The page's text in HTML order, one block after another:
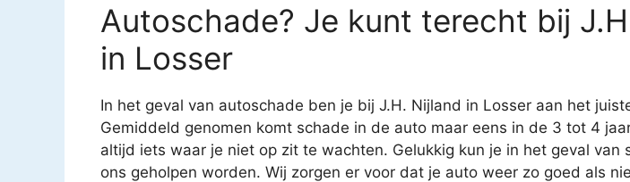
Autoschade? Je kunt terecht bij
in Losser
In het geval van autoschade ben je bij J.H. Nijland in Losser aan het
Gemiddeld genomen komt schade in de auto maar eens in de 3 tot 4
altijd iets waar je niet op zit te wachten. Gelukkig kun je in het geval van
ons geholpen worden. Wij zorgen er voor dat je auto weer zo goed als